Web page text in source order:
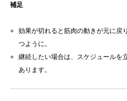
補足
効果が切れると筋肉の動きが元に戻
つように。
継続したい場合は、スケジュールを
あります。